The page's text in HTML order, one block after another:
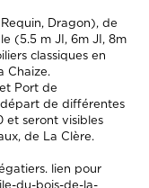
Dragon), de
(5.5 m JI, 6m JI, 8m
classiques en
Chaize.
Port de
de différentes
et seront visibles
de La Clère.
lien pour
du-bois-de-la-